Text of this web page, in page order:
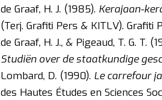
de Graaf, H. J. (1985). Kerajaan-
(Terj. Grafiti Pers & KITLV). Grafiti
de Graaf, H. J., & Pigeaud, T. G. T.
Studiën over de staatkundige
Lombard, D. (1990). Le carrefour
des Hautes Études en Sciences